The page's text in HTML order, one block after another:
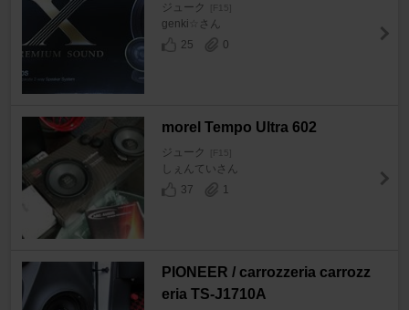
ジューク [F15]
genki☆さん
25
0
morel Tempo Ultra 602
ジューク [F15]
しぇんていさん
37
1
PIONEER / carrozzeria carrozz
eria TS-J1710A